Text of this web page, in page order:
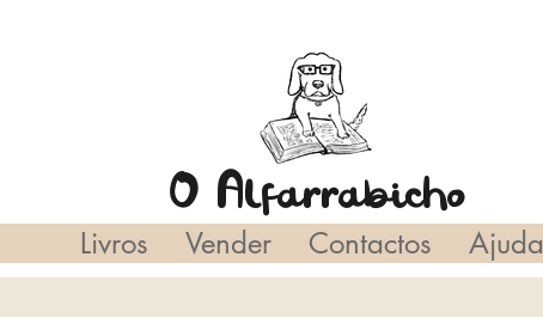
O Alfarrabicho
Livros Vender Contactos Ajuda